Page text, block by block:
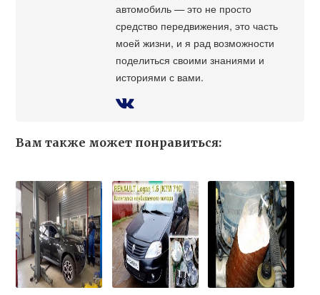
автомобиль — это не просто
средство передвижения, это часть
моей жизни, и я рад возможности
поделиться своими знаниями и
историями с вами.
Вам также может понравиться: